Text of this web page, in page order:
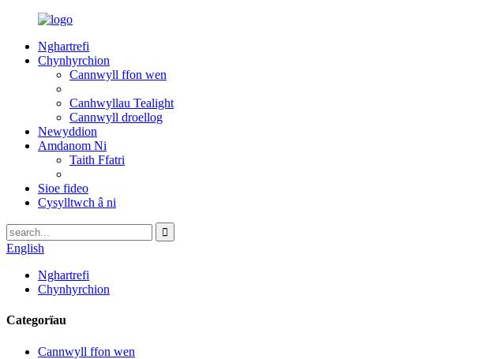
Nghartrefi
Chynhyrchion
Cannwyll ffon wen
Canhwyllau Tealight
Cannwyll droellog
Newyddion
Amdanom Ni
Taith Ffatri
Sioe fideo
Cysylltwch â ni
English
Nghartrefi
Chynhyrchion
Categorïau
Cannwyll ffon wen